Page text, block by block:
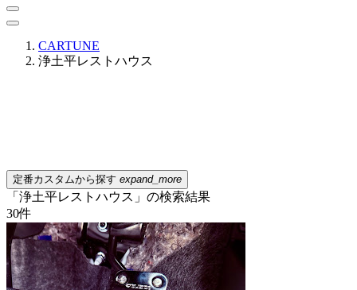
CARTUNE
浄土平レストハウス
定番カスタムから探す expand_more
「浄土平レストハウス」の検索結果
30件